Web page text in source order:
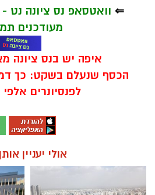
⇐ וואטסאפ נס ציונה נט
מעודכנים
איפה יש בנס ציונה
הכסף שנעלם בשקט: כך
לפנסיונרים
אולי יעניין